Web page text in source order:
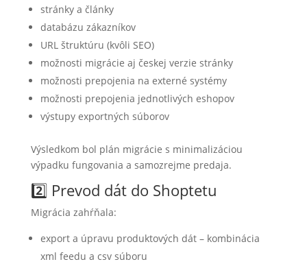
stránky a články
databázu zákazníkov
URL štruktúru (kvôli SEO)
možnosti migrácie aj českej verzie stránky
možnosti prepojenia na externé systémy
možnosti prepojenia jednotlivých eshopov
výstupy exportných súborov
Výsledkom bol plán migrácie s minimalizáciou
výpadku fungovania a samozrejme predaja.
2️⃣ Prevod dát do Shoptetu
Migrácia zahŕňala:
export a úpravu produktových dát – kombinácia
xml feedu a csv súboru